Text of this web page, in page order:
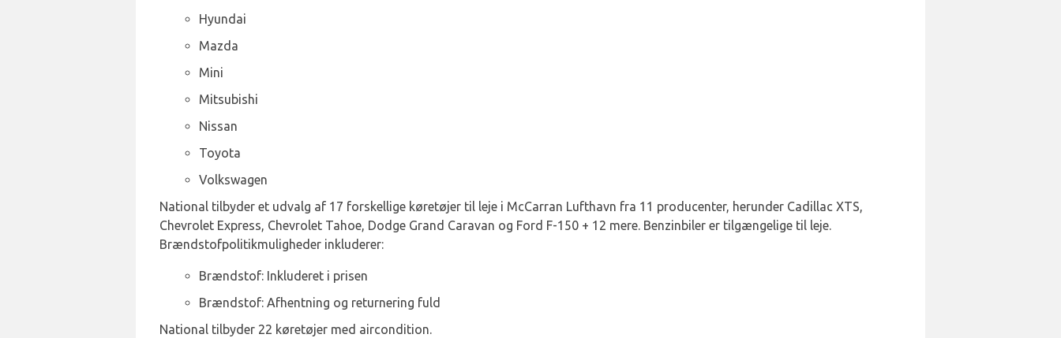
Hyundai
Mazda
Mini
Mitsubishi
Nissan
Toyota
Volkswagen
National tilbyder et udvalg af 17 forskellige køretøjer til leje i McCarran Lufthavn fra 11 producenter, herunder Cadillac XTS,
Chevrolet Express, Chevrolet Tahoe, Dodge Grand Caravan og Ford F-150 + 12 mere. Benzinbiler er tilgængelige til leje.
Brændstofpolitikmuligheder inkluderer:
Brændstof: Inkluderet i prisen
Brændstof: Afhentning og returnering fuld
National tilbyder 22 køretøjer med aircondition.